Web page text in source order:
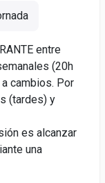
entre
(20h
cambios. Por
(tardes) y
es alcanzar
una